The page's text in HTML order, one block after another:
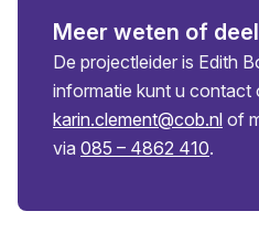
Meer weten of
De projectleider is Edith
informatie kunt u contact
karin.clement@cob.nl of
via 085 – 4862 410.